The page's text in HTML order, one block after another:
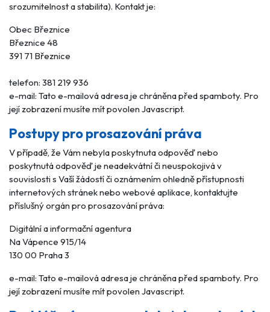
srozumitelnost a stabilita). Kontakt je:
Obec Březnice
Březnice 48
391 71 Březnice
telefon: 381 219 936
e-mail: Tato e-mailová adresa je chráněna před spamboty. Pro
její zobrazení musíte mít povolen Javascript.
Postupy pro prosazování práva
V případě, že Vám nebyla poskytnuta odpověď nebo
poskytnutá odpověď je neadekvátní či neuspokojivá v
souvislosti s Vaší žádostí či oznámením ohledně přístupnosti
internetových stránek nebo webové aplikace, kontaktujte
příslušný orgán pro prosazování práva:
Digitální a informační agentura
Na Vápence 915/14
130 00 Praha 3
e-mail: Tato e-mailová adresa je chráněna před spamboty. Pro
její zobrazení musíte mít povolen Javascript.